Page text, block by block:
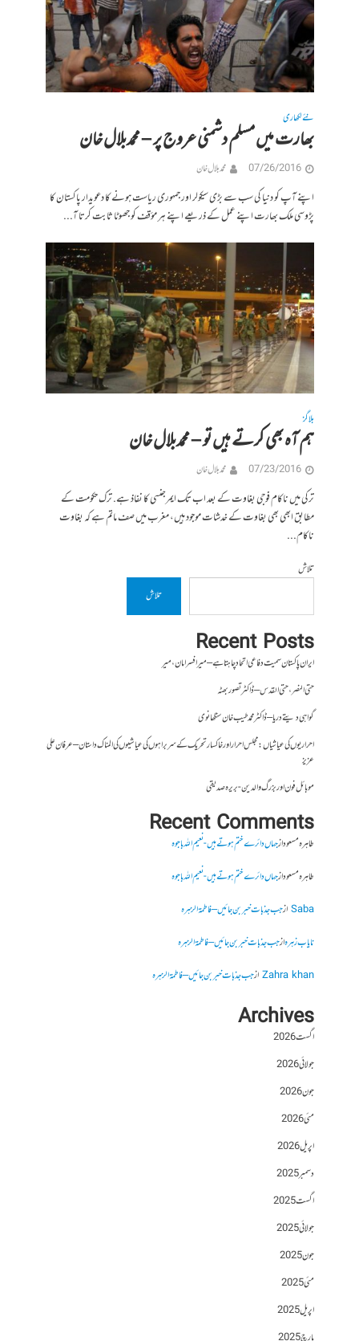
نئے لکھاری
بھارت میں مسلم دشمنی عروج پر – محمدبلال خان
07/26/2016 محمد بلال خان
اپنے آپ کو دنیا کی سب سے بڑی سیکولر اور جمہوری ریاست ہونے کا دعویدار پاکستان کا
پڑوسی ملک بھارت اپنے عمل کے ذریعے اپنے ہر مؤقف کو جھوٹا ثابت کرتا آ...
بلاگز
ہم آہ بھی کرتے ہیں تو – محمدبلال خان
07/23/2016 محمد بلال خان
ترکی میں ناکام فوجی بغاوت کے بعد اب تک ایمرجنسی کا نفاذ ہے. ترک حکومت کے
مطابق ابھی بھی بغاوت کے خدشات موجود ہیں، مغرب میں صف ماتم ہے کہ بغاوت
ناکام...
تلاش
تلاش
Recent Posts
ایران پاکستان سمیت دفاعی اتحاد چاہتا ہے – میر افسر امان،میر
حتی النصر ، حتی القدس – ڈاکٹر تصور بھٹہ
گواہی دیتے دریا – ڈاکٹر محمد طیب خان سنگھانوی
احراریوں کی عیاشیاں : مجلس احرار اور خاکسار تحریک کے سربراہوں کی عیاشیوں کی المناک داستان – عرفان علی
عزیز
موبائل فون اور بزرگ والدین- بریرہ صدیقی
Recent Comments
طاہرہ مسعودازجہاں دائرے ختم ہوتے ہیں- نعیم اللہ باجوہ
طاہرہ مسعودازجہاں دائرے ختم ہوتے ہیں- نعیم اللہ باجوہ
Sabaازجب جذبات خبر بن جائیں – فاطمۃالزہرہ
نایاب زہرہازجب جذبات خبر بن جائیں – فاطمۃالزہرہ
Zahra khanازجب جذبات خبر بن جائیں – فاطمۃالزہرہ
Archives
اگست 2026
جولائی 2026
جون 2026
مئی 2026
اپریل 2026
دسمبر 2025
اگست 2025
جولائی 2025
جون 2025
مئی 2025
اپریل 2025